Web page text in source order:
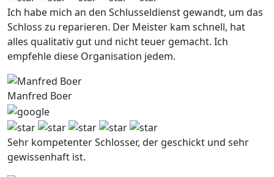
Ich habe mich an den Schlusseldienst gewandt, um das
Schloss zu reparieren. Der Meister kam schnell, hat
alles qualitativ gut und nicht teuer gemacht. Ich
empfehle diese Organisation jedem.
Manfred Boer
Sehr kompetenter Schlosser, der geschickt und sehr
gewissenhaft ist.